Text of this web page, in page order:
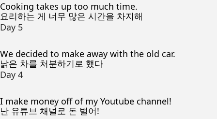
Cooking takes up too much time.
요리하는 게 너무 많은 시간을 차지해
Day 5
We decided to make away with the old car.
낡은 차를 처분하기로 했다
Day 4
I make money off of my Youtube channel!
난 유튜브 채널로 돈 벌어!